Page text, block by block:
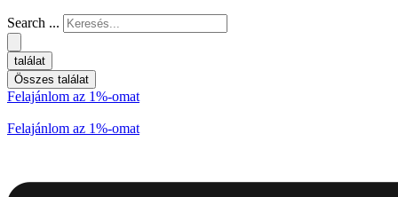
Search ...
találat
Összes találat
Felajánlom az 1%-omat
Felajánlom az 1%-omat